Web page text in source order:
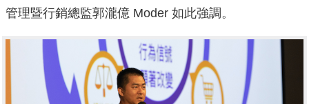
管理暨行銷總監郭瀧億 Moder 如此強調。